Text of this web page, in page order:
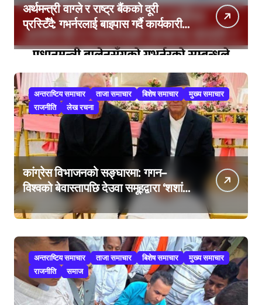
अर्थमन्त्री वाग्ले र राष्ट्र बैंकको दूरी
प्रस्टिँदै: गभर्नरलाई बाइपास गर्दै कार्यकारी
अन्तराष्टिय समाचार ताजा समाचार बिशेष समाचार
मुख्य समाचार
राजनीति
लेख रचना
कांग्रेस विभाजनको सङ्घारमा: गगन–
विश्वको बेवास्तापछि देउवा समूहद्वारा ‘शशांक
कार्ड’, साउन २९ मा नयाँ राजनीतिक
यात्राको घोषणा तयारी!
अन्तराष्टिय समाचार ताजा समाचार बिशेष समाचार
मुख्य समाचार
राजनीति
समाज